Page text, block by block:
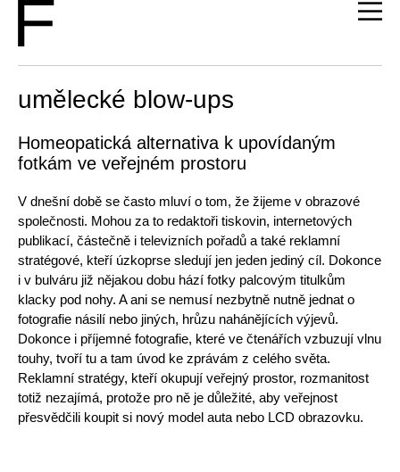
umělecké blow-ups
Homeopatická alternativa k upovídaným
fotkám ve veřejném prostoru
V dnešní době se často mluví o tom, že žijeme v obrazové
společnosti. Mohou za to redaktoři tiskovin, internetových
publikací, částečně i televizních pořadů a také reklamní
stratégové, kteří úzkoprse sledují jen jeden jediný cíl. Dokonce
i v bulváru již nějakou dobu hází fotky palcovým titulkům
klacky pod nohy. A ani se nemusí nezbytně nutně jednat o
fotografie násilí nebo jiných, hrůzu nahánějících výjevů.
Dokonce i příjemné fotografie, které ve čtenářích vzbuzují vlnu
touhy, tvoří tu a tam úvod ke zprávám z celého světa.
Reklamní stratégy, kteří okupují veřejný prostor, rozmanitost
totiž nezajímá, protože pro ně je důležité, aby veřejnost
přesvědčili koupit si nový model auta nebo LCD obrazovku.